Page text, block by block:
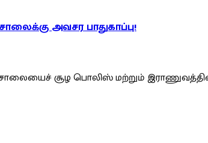
அவசர பாதுகாப்பு!
சூழ பொலிஸ் மற்றும்